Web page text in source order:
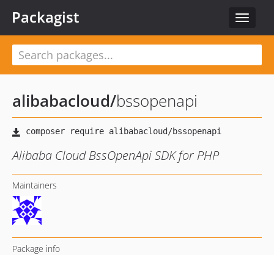
Toggle
Packagist
alibabacloud/bssopenapi
Alibaba Cloud BssOpenApi SDK for PHP
Maintainers
Package info